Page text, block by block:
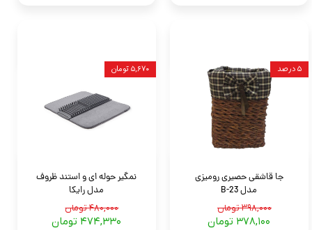
جا قاشقی حصیری رومیزی
مدل B-23
۳۹۸,۰۰۰ تومان
۳۷۸,۱۰۰ تومان
۵ درصد
نمگیر حوله ای و استند ظروف
مدل رایکا
۴۸۰,۰۰۰ تومان
۴۷۴,۳۳۰ تومان
۵,۶۷۰ تومان